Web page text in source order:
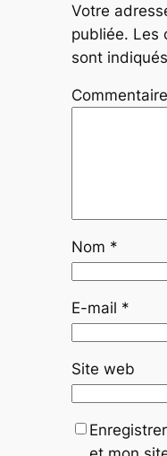
Votre
publiée. Les
sont
Commentaire
Nom *
E-mail *
Site web